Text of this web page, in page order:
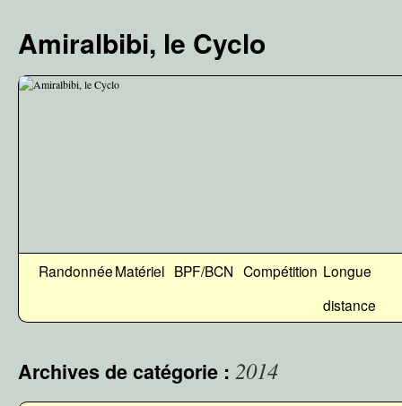
contenu
Amiralbibi, le Cyclo
RandonnéeMatériel BPF/BCN Compétition Longue
distance
Archives de catégorie : 2014